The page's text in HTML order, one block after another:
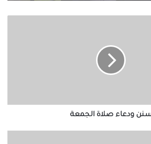
ودعاء صلاة الجمعة